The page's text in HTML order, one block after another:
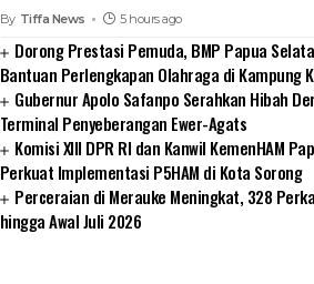
By Tiffa News 5 hours ago
Dorong Prestasi Pemuda, BMP Papua
Bantuan Perlengkapan Olahraga di Kampung
Gubernur Apolo Safanpo Serahkan Hibah
Terminal Penyeberangan Ewer-Agats
Komisi XIII DPR RI dan Kanwil KemenHAM
Perkuat Implementasi P5HAM di Kota Sorong
Perceraian di Merauke Meningkat, 328
hingga Awal Juli 2026